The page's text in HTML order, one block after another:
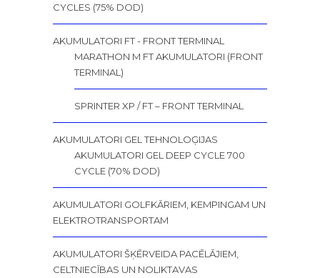
CYCLES (75% DOD)
AKUMULATORI FT - FRONT TERMINAL
MARATHON M FT AKUMULATORI (FRONT
TERMINAL)
SPRINTER XP / FT – FRONT TERMINAL
AKUMULATORI GEL TEHNOLOĢIJAS
AKUMULATORI GEL DEEP CYCLE 700
CYCLE (70% DOD)
AKUMULATORI GOLFKĀRIEM, KEMPINGAM UN
ELEKTROTRANSPORTAM
AKUMULATORI ŠĶĒRVEIDA PACĒLĀJIEM,
CELTNIECĪBAS UN NOLIKTAVAS